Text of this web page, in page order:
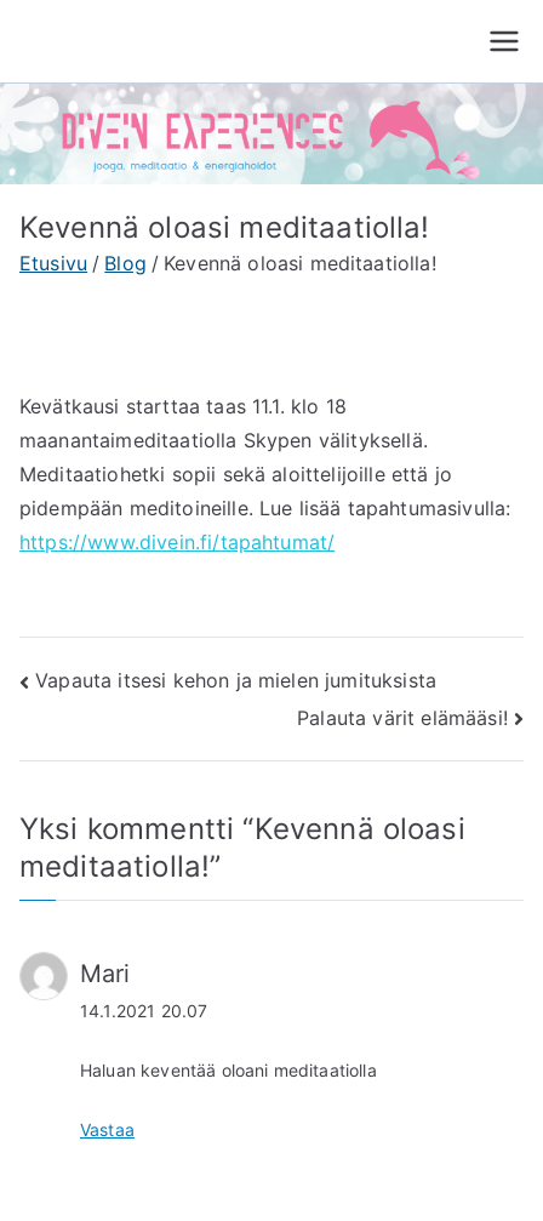
Divein Experiences
Kevennä oloasi meditaatiolla!
Etusivu Blog Kevennä oloasi meditaatiolla!
Kevätkausi starttaa taas 11.1. klo 18
maanantaimeditaatiolla Skypen välityksellä.
Meditaatiohetki sopii sekä aloittelijoille että jo
pidempään meditoineille. Lue lisää tapahtumasivulla:
https://www.divein.fi/tapahtumat/
Artikkelien
Vapauta itsesi kehon ja mielen jumituksista
Palauta värit elämääsi!
Yksi kommentti “Kevennä oloasi
meditaatiolla!”
Mari
14.1.2021 20.07
Haluan keventää oloani meditaatiolla
Vastaa